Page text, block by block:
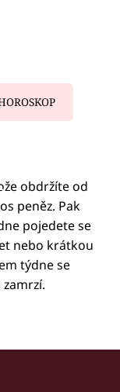
obdržíte od
peněz. Pak
pojedete se
nebo krátkou
týdne se